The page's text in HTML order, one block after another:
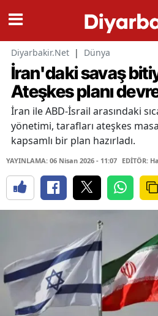
Diyarbakir.Net | Dünya
İran'daki savaş
Ateşkes planı
İran ile ABD-İsrail arasındaki
yönetimi, tarafları ateşkes
kapsamlı bir plan hazırladı.
YAYINLAMA: 06 Nisan 2026 - 11:07 EDİTÖR: